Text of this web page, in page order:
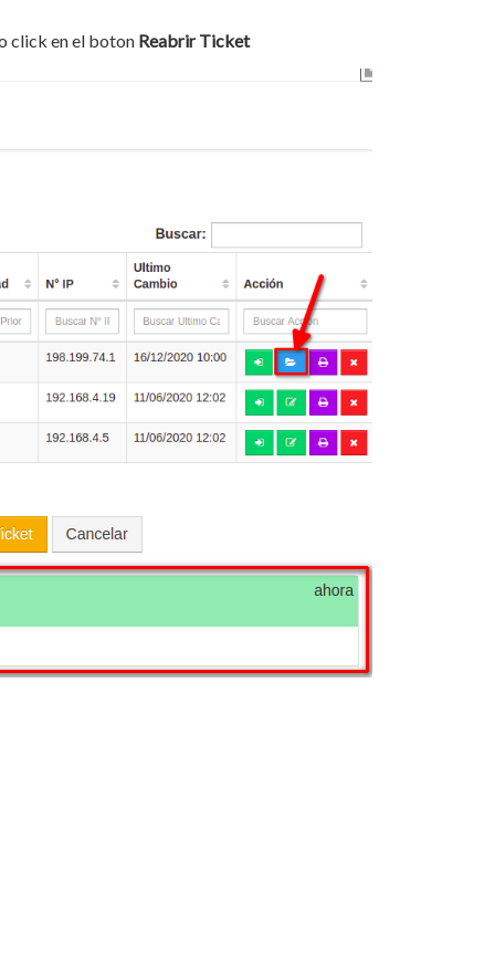
click en el boton Reabrir Ticket